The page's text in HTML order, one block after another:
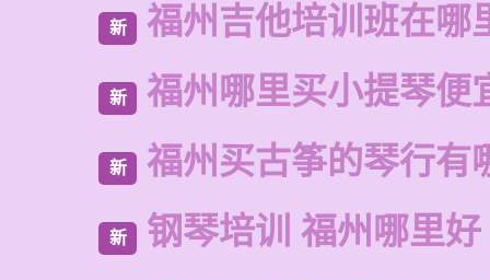
新 福州吉他培训班在哪
新 福州哪里买小提琴便
新 福州买古筝的琴行有
新 钢琴培训 福州哪里好